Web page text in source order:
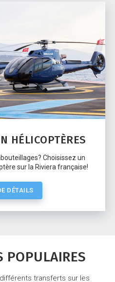
HÉLICOPTÈRES
Choisissez un
sur la Riviera française!
DÉTAILS
POPULAIRES
transferts sur les